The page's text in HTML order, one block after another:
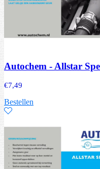
Autochem - Allstar
€7,49
Bestellen